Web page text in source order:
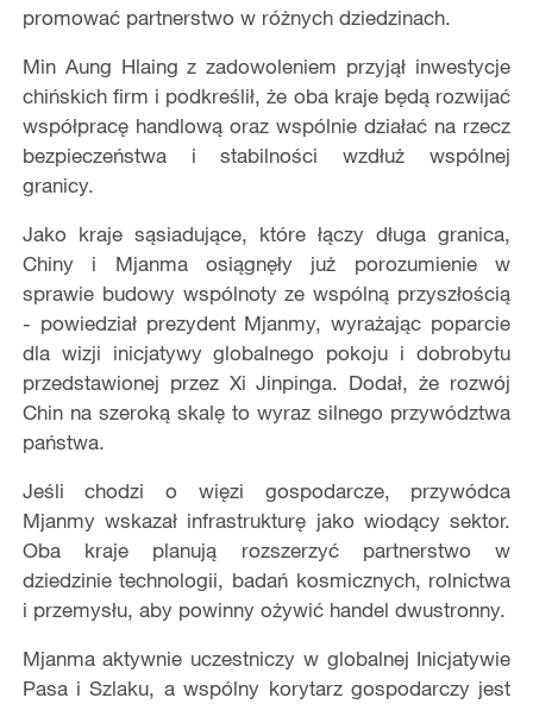
promować partnerstwo w różnych dziedzinach.
Min Aung Hlaing z zadowoleniem przyjął inwestycje
chińskich firm i podkreślił, że oba kraje będą rozwijać
współpracę handlową oraz wspólnie działać na rzecz
bezpieczeństwa i stabilności wzdłuż wspólnej
granicy.
Jako kraje sąsiadujące, które łączy długa granica,
Chiny i Mjanma osiągnęły już porozumienie w
sprawie budowy wspólnoty ze wspólną przyszłością
- powiedział prezydent Mjanmy, wyrażając poparcie
dla wizji inicjatywy globalnego pokoju i dobrobytu
przedstawionej przez Xi Jinpinga. Dodał, że rozwój
Chin na szeroką skalę to wyraz silnego przywództwa
państwa.
Jeśli chodzi o więzi gospodarcze, przywódca
Mjanmy wskazał infrastrukturę jako wiodący sektor.
Oba kraje planują rozszerzyć partnerstwo w
dziedzinie technologii, badań kosmicznych, rolnictwa
i przemysłu, aby powinny ożywić handel dwustronny.
Mjanma aktywnie uczestniczy w globalnej Inicjatywie
Pasa i Szlaku, a wspólny korytarz gospodarczy jest